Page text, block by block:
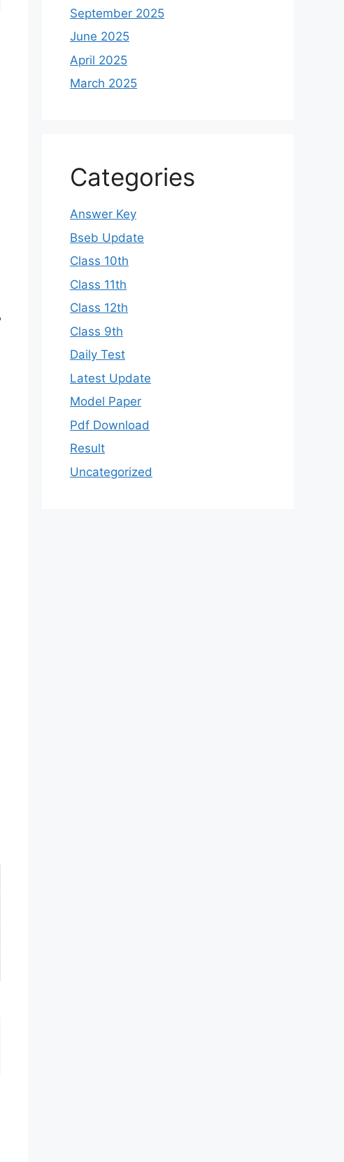
September 2025
June 2025
April 2025
March 2025
Categories
Answer Key
Bseb Update
Class 10th
Class 11th
Class 12th
Class 9th
Daily Test
Latest Update
Model Paper
Pdf Download
Result
Uncategorized